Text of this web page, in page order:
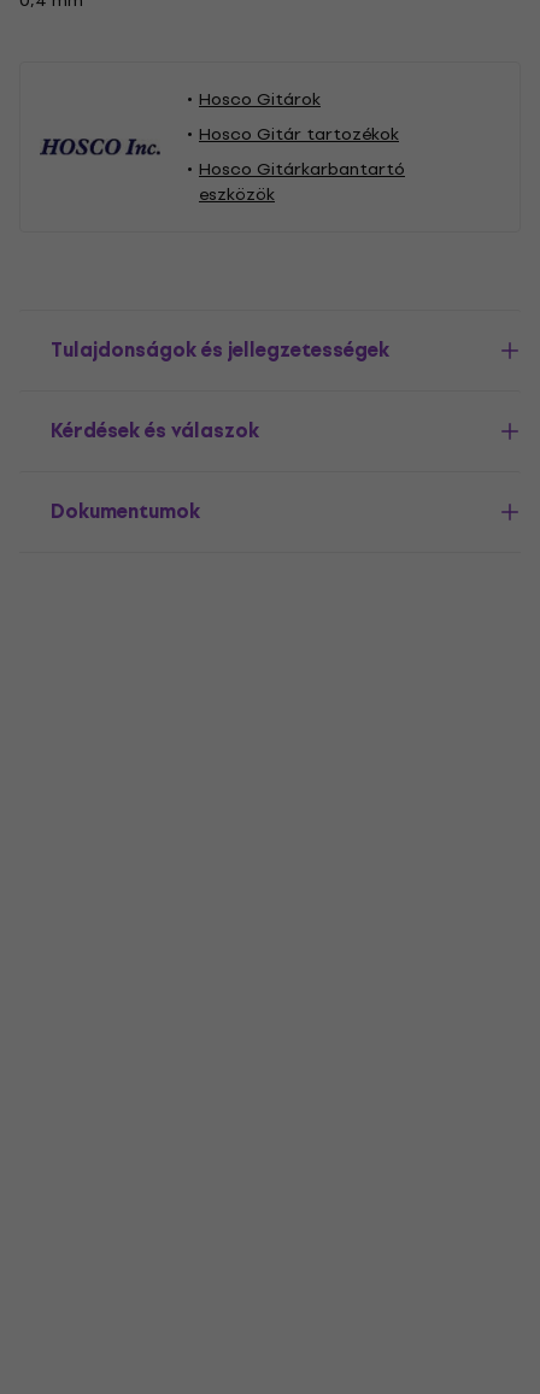
Hosco Gitárok
Hosco Gitár tartozékok
Hosco Gitárkarbantartó
eszközök
Tulajdonságok és jellegzetességek
Kérdések és válaszok
Dokumentumok